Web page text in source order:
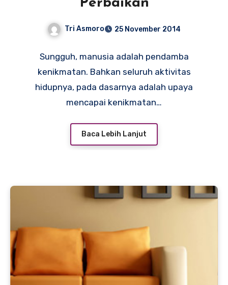
Perbaikan
Tri Asmoro 25 November 2014
Sungguh, manusia adalah pendamba
kenikmatan. Bahkan seluruh aktivitas
hidupnya, pada dasarnya adalah upaya
mencapai kenikmatan…
Baca Lebih Lanjut